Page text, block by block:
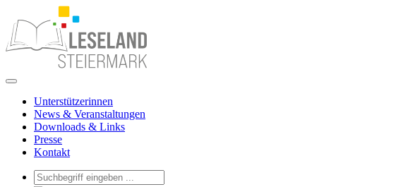
Unterstützerinnen
News & Veranstaltungen
Downloads & Links
Presse
Kontakt